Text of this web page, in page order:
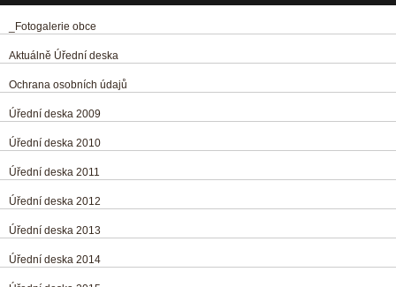
_Fotogalerie obce
Aktuálně Úřední deska
Ochrana osobních údajů
Úřední deska 2009
Úřední deska 2010
Úřední deska 2011
Úřední deska 2012
Úřední deska 2013
Úřední deska 2014